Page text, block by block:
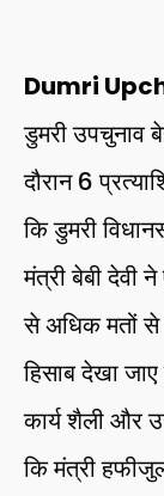
Dumri
डुमरी उपचुनाव
दौरान 6
कि डुमरी
मंत्री बेबी देवी
से अधिक मतों से
हिसाब देखा
कार्य शैली और
कि मंत्री